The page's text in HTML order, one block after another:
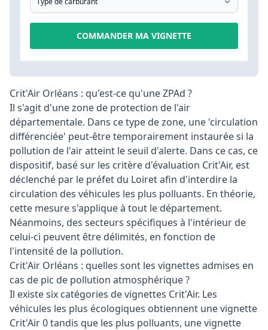
COMMANDER MA VIGNETTE
Crit'Air Orléans : qu'est-ce qu'une ZPAd ?
Il s'agit d'une zone de protection de l'air
départementale. Dans ce type de zone, une 'circulation
différenciée' peut-être temporairement instaurée si la
pollution de l'air atteint le seuil d'alerte. Dans ce cas, ce
dispositif, basé sur les critère d'évaluation Crit'Air, est
déclenché par le préfet du Loiret afin d'interdire la
circulation des véhicules les plus polluants. En théorie,
cette mesure s'applique à tout le département.
Néanmoins, des secteurs spécifiques à l'intérieur de
celui-ci peuvent être délimités, en fonction de
l'intensité de la pollution.
Crit'Air Orléans : quelles sont les vignettes admises en
cas de pic de pollution atmosphérique ?
Il existe six catégories de vignettes Crit'Air. Les
véhicules les plus écologiques obtiennent une vignette
Crit'Air 0 tandis que les plus polluants, une vignette